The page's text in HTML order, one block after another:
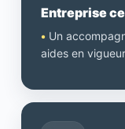
Entreprise
• Un
aides en